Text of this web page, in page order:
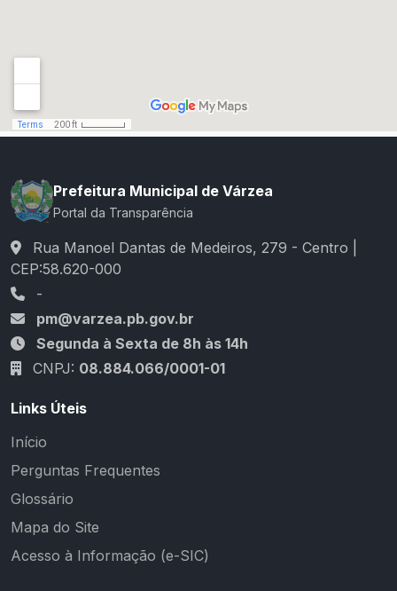
Prefeitura Municipal de Várzea
Portal da Transparência
Rua Manoel Dantas de Medeiros, 279 - Centro |
CEP:58.620-000
-
pm@varzea.pb.gov.br
Segunda à Sexta de 8h às 14h
CNPJ: 08.884.066/0001-01
Links Úteis
Início
Perguntas Frequentes
Glossário
Mapa do Site
Acesso à Informação (e-SIC)